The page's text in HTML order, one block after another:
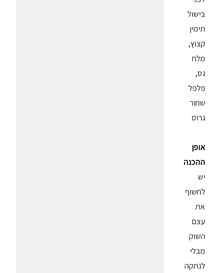
בישול
תימין
קצוץ,
מלח
גס,
פלפל
שחור
גרוס
אופן
ההכנה
יש
לחשוף
את
עצם
השוק
מבלי
לנתקה